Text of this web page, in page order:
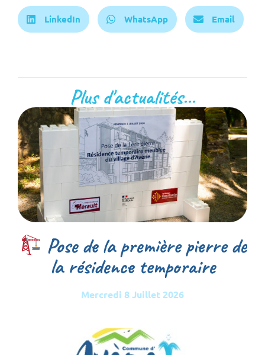
LinkedIn WhatsApp Email
Plus d'actualités...
Pose de la première pierre de
la résidence temporaire
Mercredi 8 Juillet 2026